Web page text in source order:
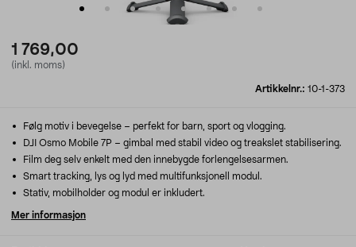
1 769,00
(inkl. moms)
Artikkelnr.: 10-1-373
Følg motiv i bevegelse – perfekt for barn, sport og vlogging.
DJI Osmo Mobile 7P – gimbal med stabil video og treakslet stabilisering.
Film deg selv enkelt med den innebygde forlengelsesarmen.
Smart tracking, lys og lyd med multifunksjonell modul.
Stativ, mobilholder og modul er inkludert.
Mer informasjon